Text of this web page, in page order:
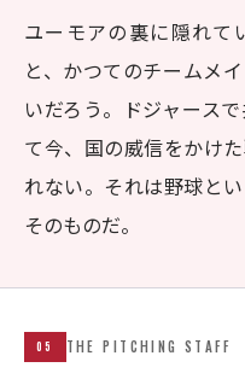
ユーモアの裏に隠れて
と、かつてのチームメ
いだろう。ドジャース
て今、国の威信をかけ
れない。それは野球と
そのものだ。
05 THE PITCHING STAFF